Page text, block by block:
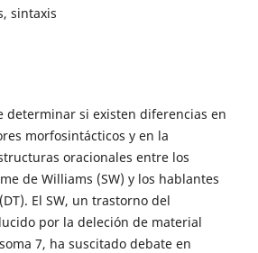
sintaxis
determinar si existen diferencias en
morfosintácticos y en la
oracionales entre los
de Williams (SW) y los hablantes
El SW, un trastorno del
por la deleción de material
7, ha suscitado debate en